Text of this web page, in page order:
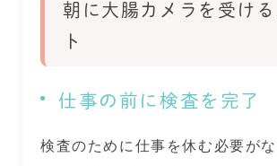
朝に大腸カメラを受ける
ト
仕事の前に検査を完了
検査のために仕事を休む必要が